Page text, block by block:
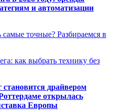
и автоматизации
точные? Разбираемся в
как выбрать технику без
драйвером
открылась
Европы